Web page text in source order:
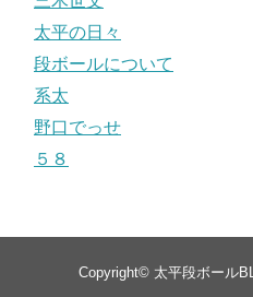
太平の日々
段ボールについて
系太
野口でっせ
５８
Copyright© 太平段ボール